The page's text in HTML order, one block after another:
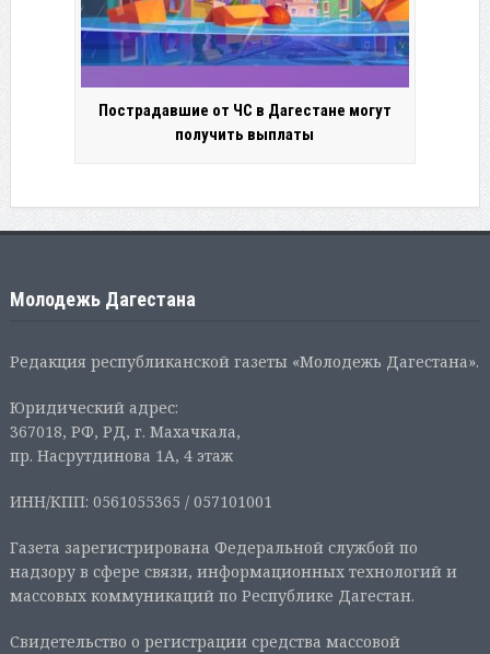
Пострадавшие от ЧС в Дагестане могут
получить выплаты
Молодежь Дагестана
Редакция республиканской газеты «Молодежь Дагестана».
Юридический адрес:
367018, РФ, РД, г. Махачкала,
пр. Насрутдинова 1А, 4 этаж
ИНН/КПП: 0561055365 / 057101001
Газета зарегистрирована Федеральной службой по
надзору в сфере связи, информационных технологий и
массовых коммуникаций по Республике Дагестан.
Свидетельство о регистрации средства массовой